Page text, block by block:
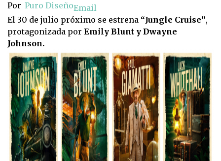
Por Puro DiseñoEmail
El 30 de julio próximo se estrena “Jungle Cruise”,
protagonizada por Emily Blunt y Dwayne
Johnson.